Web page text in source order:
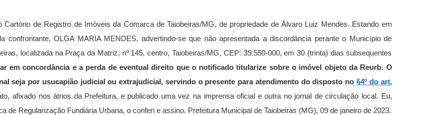
de Registro de Imóveis da Comarca de Taiobeiras/MG, de propriedade de Álvaro Luiz Mendes. Estando em
confrontante, OLGA MARIA MENDES, advertindo-se que não apresentada a discordância perante o Município de
localizada na Praça da Matriz, nº 145, centro, Taiobeiras/MG, CEP: 39.550-000, em 30 (trinta) dias subsequentes
em concordância e a perda de eventual direito que o notificado titularize sobre o imóvel objeto da Reurb. O
seja por usucapião judicial ou extrajudicial, servindo o presente para atendimento do disposto no §4º do art.
afixado nos átrios da Prefeitura, e publicado uma vez na imprensa oficial e outra no jornal de circulação local. Eu,
de Regularização Fundiária Urbana, o conferi e assino. Prefeitura Municipal de Taiobeiras (MG), 09 de janeiro de 2023.